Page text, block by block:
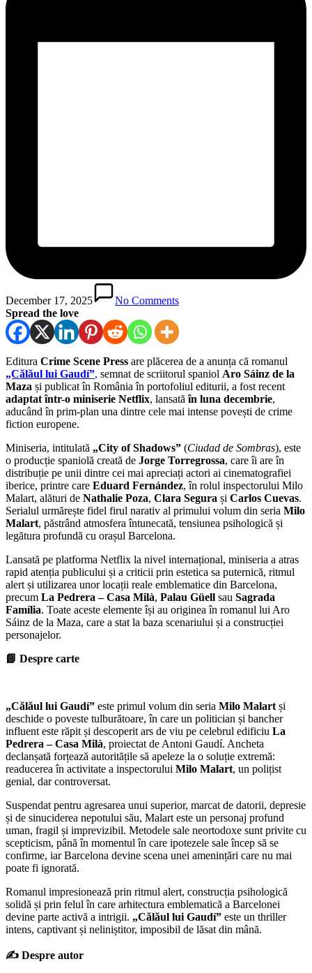
December 17, 2025
No Comments
Spread the love
Editura Crime Scene Press are plăcerea de a anunța că romanul
„Călăul lui Gaudí”, semnat de scriitorul spaniol Aro Sáinz de la
Maza și publicat în România în portofoliul editurii, a fost recent
adaptat într-o miniserie Netflix, lansatăîn luna decembrie,
aducând în prim-plan una dintre cele mai intense povești de crime
fiction europene.
Miniseria, intitulată „City of Shadows” (Ciudad de Sombras), este
o producție spaniolă creată de Jorge Torregrossa, care îi are în
distribuție pe unii dintre cei mai apreciați actori ai cinematografiei
iberice, printre care Eduard Fernández, în rolul inspectorului Milo
Malart, alături de Nathalie Poza, Clara Segura și Carlos Cuevas.
Serialul urmărește fidel firul narativ al primului volum din seria Milo
Malart, păstrând atmosfera întunecată, tensiunea psihologică și
legătura profundă cu orașul Barcelona.
Lansată pe platforma Netflix la nivel internațional, miniseria a atras
rapid atenția publicului și a criticii prin estetica sa puternică, ritmul
alert și utilizarea unor locații reale emblematice din Barcelona,
precum La Pedrera – Casa Milà, Palau Güell sau Sagrada
Família. Toate aceste elemente își au originea în romanul lui Aro
Sáinz de la Maza, care a stat la baza scenariului și a construcției
personajelor.
📘 Despre carte
„Călăul lui Gaudí” este primul volum din seria Milo Malart și
deschide o poveste tulburătoare, în care un politician și bancher
influent este răpit și descoperit ars de viu pe celebrul edificiu La
Pedrera – Casa Milà, proiectat de Antoni Gaudí. Ancheta
declanșată forțează autoritățile să apeleze la o soluție extremă:
readucerea în activitate a inspectorului Milo Malart, un polițist
genial, dar controversat.
Suspendat pentru agresarea unui superior, marcat de datorii, depresie
și de sinuciderea nepotului său, Malart este un personaj profund
uman, fragil și imprevizibil. Metodele sale neortodoxe sunt privite cu
scepticism, până în momentul în care ipotezele sale încep să se
confirme, iar Barcelona devine scena unei amenințări care nu mai
poate fi ignorată.
Romanul impresionează prin ritmul alert, construcția psihologică
solidă și prin felul în care arhitectura emblematică a Barcelonei
devine parte activă a intrigii. „Călăul lui Gaudí” este un thriller
intens, captivant și neliniștitor, imposibil de lăsat din mână.
✍️ Despre autor